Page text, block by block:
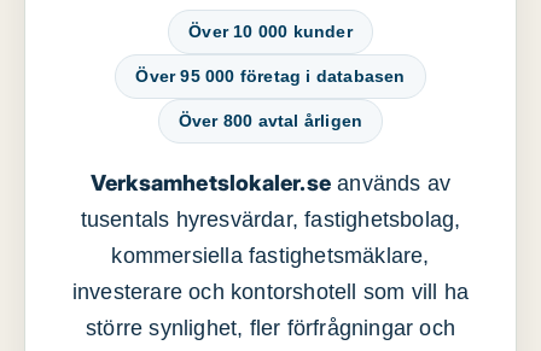
Över 10 000 kunder
Över 95 000 företag i databasen
Över 800 avtal årligen
Verksamhetslokaler.se används av
tusentals hyresvärdar, fastighetsbolag,
kommersiella fastighetsmäklare,
investerare och kontorshotell som vill ha
större synlighet, fler förfrågningar och